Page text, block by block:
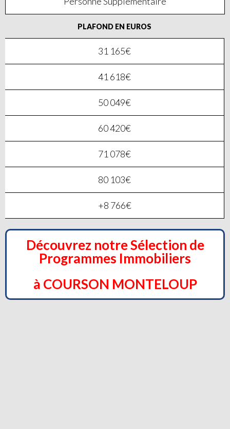
PLAFOND EN EUROS
31 165€
41 618€
50 049€
60 420€
71 078€
80 103€
+8 766€
Découvrez notre Sélection de
Programmes Immobiliers
à COURSON MONTELOUP